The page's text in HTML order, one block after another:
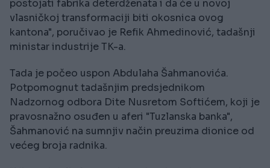
postojati fabrika deterdženata i da će u novoj
vlasničkoj transformaciji biti okosnica ovog
kantona", poručivao je Refik Ahmedinović, tadašnji
ministar industrije TK-a.
Tada je počeo uspon Abdulaha Šahmanovića.
Potpomognut tadašnjim predsjednikom
Nadzornog odbora Dite Nusretom Softićem, koji je
pravosnažno osuđen u aferi "Tuzlanska banka",
Šahmanović na sumnjiv način preuzima dionice od
većeg broja radnika.